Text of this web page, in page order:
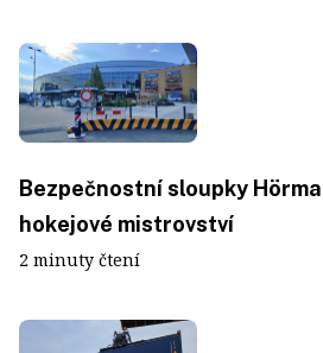
Bezpečnostní sloupky
hokejové mistrovství
2 minuty čtení